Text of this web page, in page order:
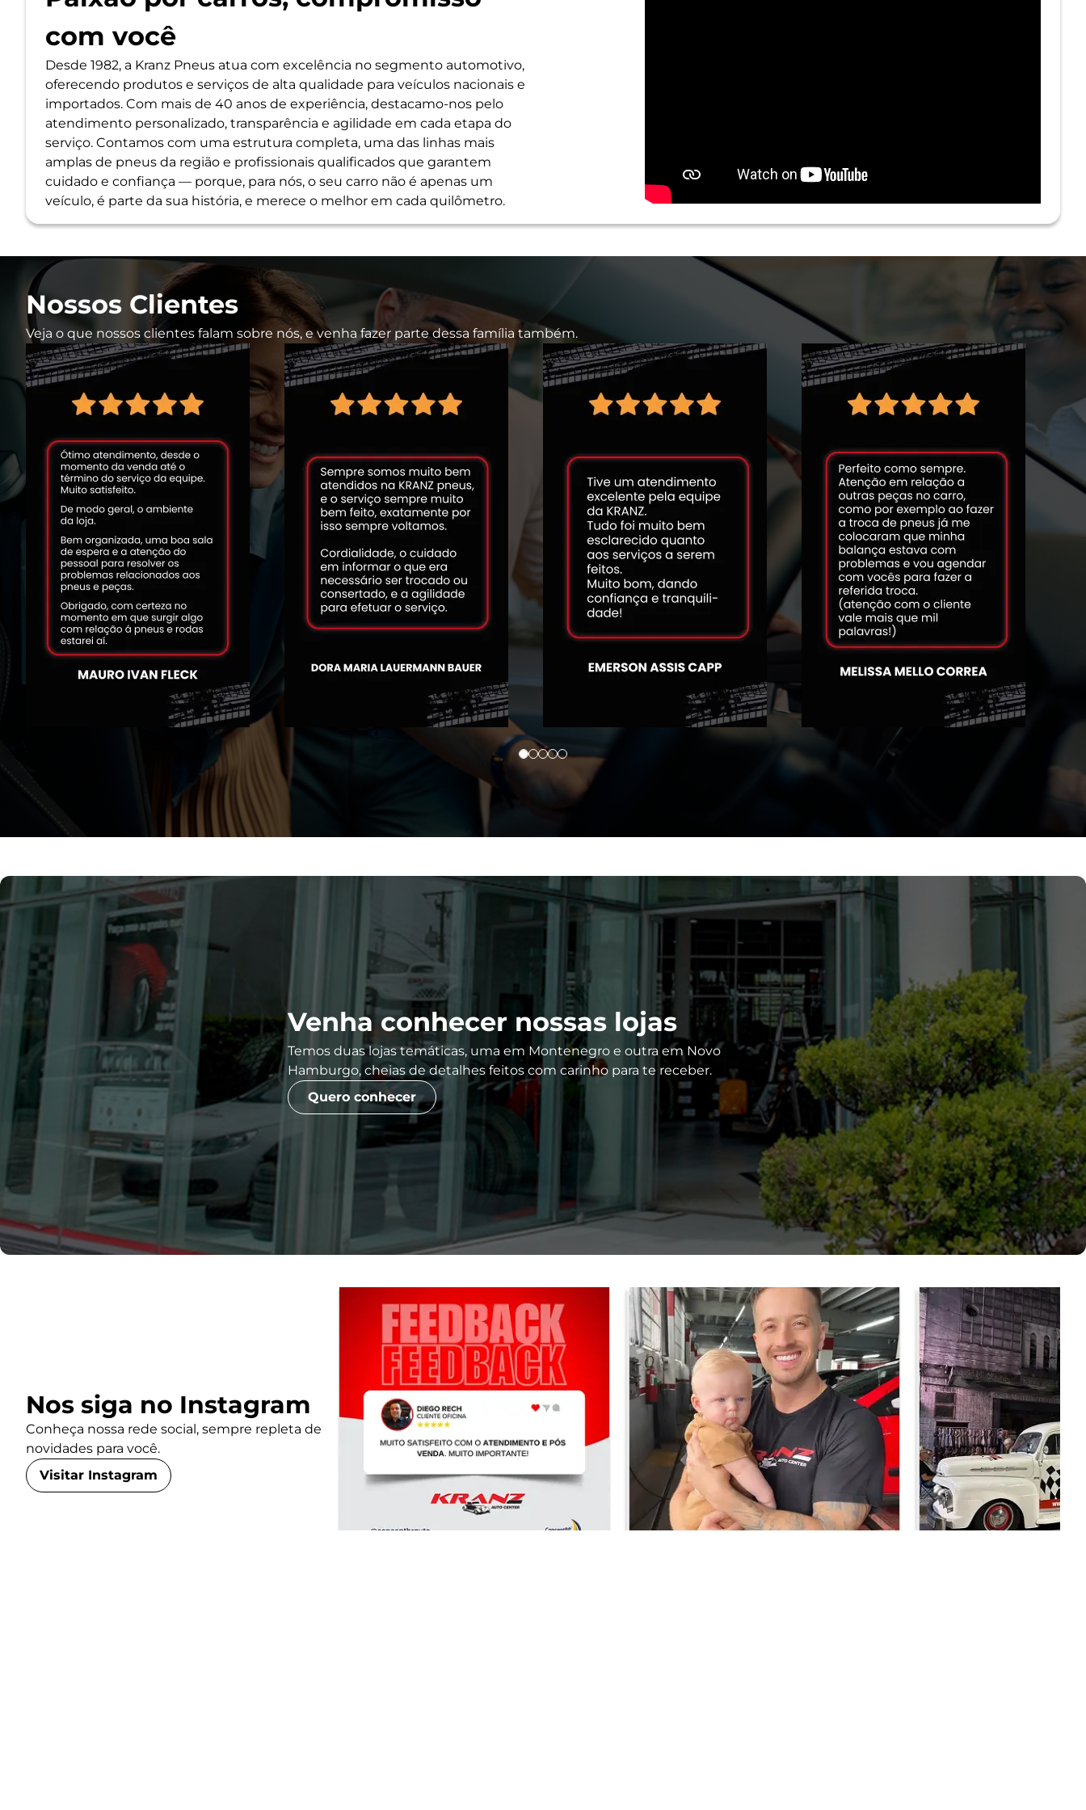
com você
Desde 1982, a Kranz Pneus atua com excelência no segmento automotivo,
oferecendo produtos e serviços de alta qualidade para veículos nacionais e
importados. Com mais de 40 anos de experiência, destacamo-nos pelo
atendimento personalizado, transparência e agilidade em cada etapa do
serviço. Contamos com uma estrutura completa, uma das linhas mais
amplas de pneus da região e profissionais qualificados que garantem
cuidado e confiança — porque, para nós, o seu carro não é apenas um
veículo, é parte da sua história, e merece o melhor em cada quilômetro.
Nossos Clientes
Veja o que nossos clientes falam sobre nós, e venha fazer parte dessa família também.
Venha conhecer nossas lojas
Temos duas lojas temáticas, uma em Montenegro e outra em Novo
Hamburgo, cheias de detalhes feitos com carinho para te receber.
Quero conhecer
Nos siga no Instagram
Conheça nossa rede social, sempre repleta de
novidades para você.
Visitar Instagram